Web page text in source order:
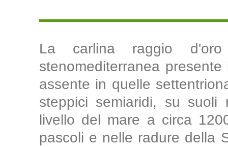
La carlina raggio
stenomediterranea
assente in quelle
steppici semiaridi, su
livello del mare a circa
pascoli e nelle radure della